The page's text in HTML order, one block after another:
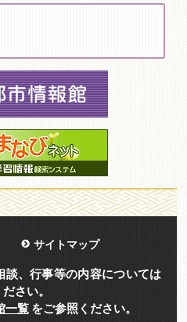
サイトマップ
談、行事等の内容については
さい。
一覧をご参照ください。